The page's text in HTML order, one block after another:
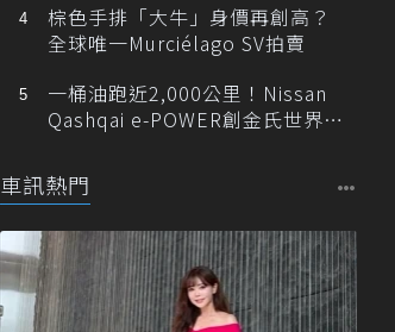
棕色手排「大牛」身價再創高？
全球唯一Murciélago SV拍賣
一桶油跑近2,000公里！Nissan
Qashqai e-POWER創金氏世界紀
車訊熱門